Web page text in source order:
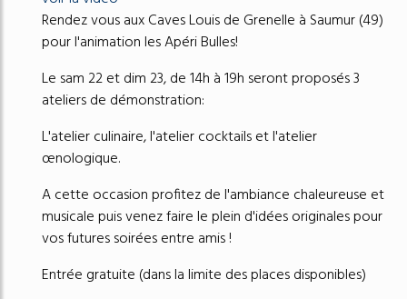
Rendez vous aux Caves Louis de Grenelle à Saumur (49)
pour l'animation les Apéri Bulles!
Le sam 22 et dim 23, de 14h à 19h seront proposés 3
ateliers de démonstration:
L'atelier culinaire, l'atelier cocktails et l'atelier
œnologique.
A cette occasion profitez de l'ambiance chaleureuse et
musicale puis venez faire le plein d'idées originales pour
vos futures soirées entre amis !
Entrée gratuite (dans la limite des places disponibles)